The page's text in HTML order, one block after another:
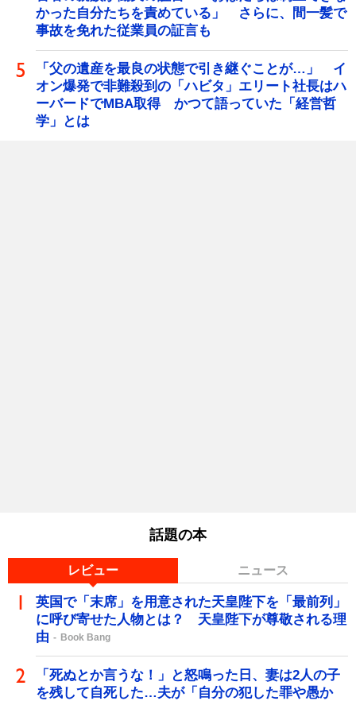
かった自分たちを責めている」 さらに、間一髪で
事故を免れた従業員の証言も
「父の遺産を最良の状態で引き継ぐことが…」 イ
オン爆発で非難殺到の「ハビタ」エリート社長はハ
ーバードでMBA取得 かつて語っていた「経営哲
学」とは
話題の本
レビュー ニュース
英国で「末席」を用意された天皇陛下を「最前列」
に呼び寄せた人物とは？ 天皇陛下が尊敬される理
由
Book Bang
「死ぬとか言うな！」と怒鳴った日、妻は2人の子
を残して自死した…夫が「自分の犯した罪や愚か